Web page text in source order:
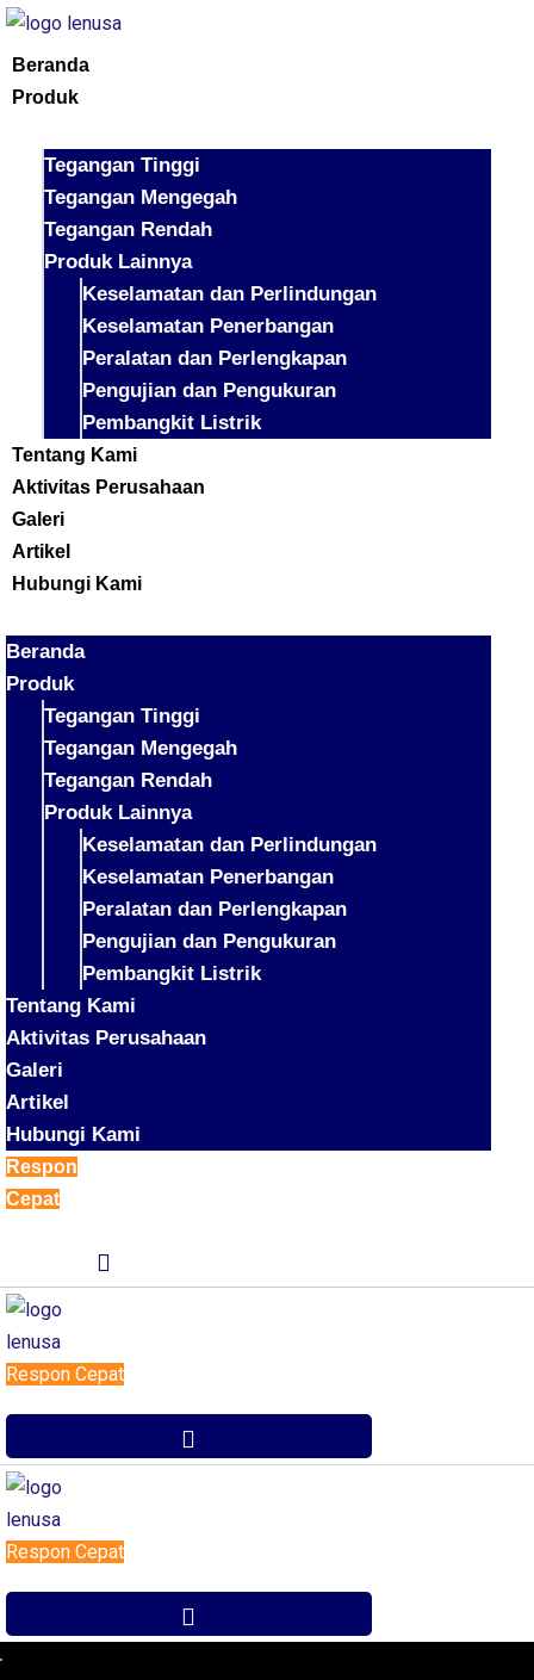
Beranda
Produk
Tegangan Tinggi
Tegangan Mengegah
Tegangan Rendah
Produk Lainnya
Keselamatan dan Perlindungan
Keselamatan Penerbangan
Peralatan dan Perlengkapan
Pengujian dan Pengukuran
Pembangkit Listrik
Tentang Kami
Aktivitas Perusahaan
Galeri
Artikel
Hubungi Kami
Beranda
Produk
Tegangan Tinggi
Tegangan Mengegah
Tegangan Rendah
Produk Lainnya
Keselamatan dan Perlindungan
Keselamatan Penerbangan
Peralatan dan Perlengkapan
Pengujian dan Pengukuran
Pembangkit Listrik
Tentang Kami
Aktivitas Perusahaan
Galeri
Artikel
Hubungi Kami
Respon
Cepat
Respon Cepat
Respon Cepat